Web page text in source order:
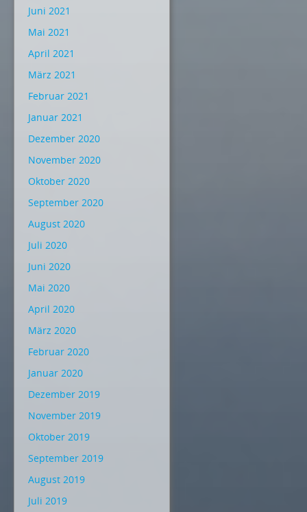
Juni 2021
Mai 2021
April 2021
März 2021
Februar 2021
Januar 2021
Dezember 2020
November 2020
Oktober 2020
September 2020
August 2020
Juli 2020
Juni 2020
Mai 2020
April 2020
März 2020
Februar 2020
Januar 2020
Dezember 2019
November 2019
Oktober 2019
September 2019
August 2019
Juli 2019